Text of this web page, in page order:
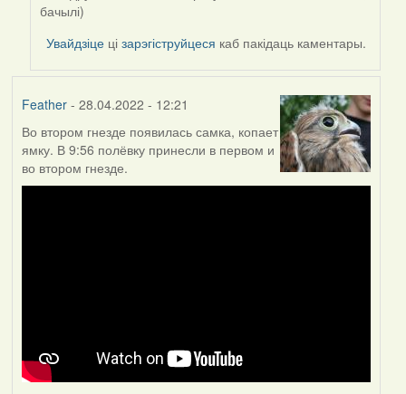
by
бачылі)
Увайдзіце цізарэгіструйцеся каб пакідаць каментары.
Feather- 28.04.2022 - 12:21
Во втором гнезде появилась самка, копает
ямку. В 9:56 полёвку принесли в первом и
во втором гнезде.